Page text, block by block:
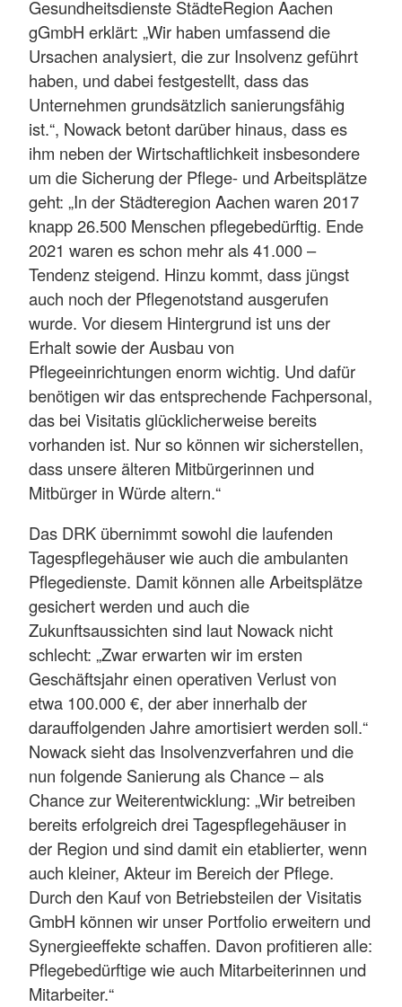
Gesundheitsdienste StädteRegion Aachen
gGmbH erklärt: „Wir haben umfassend die
Ursachen analysiert, die zur Insolvenz geführt
haben, und dabei festgestellt, dass das
Unternehmen grundsätzlich sanierungsfähig
ist.“, Nowack betont darüber hinaus, dass es
ihm neben der Wirtschaftlichkeit insbesondere
um die Sicherung der Pflege- und Arbeitsplätze
geht: „In der Städteregion Aachen waren 2017
knapp 26.500 Menschen pflegebedürftig. Ende
2021 waren es schon mehr als 41.000 –
Tendenz steigend. Hinzu kommt, dass jüngst
auch noch der Pflegenotstand ausgerufen
wurde. Vor diesem Hintergrund ist uns der
Erhalt sowie der Ausbau von
Pflegeeinrichtungen enorm wichtig. Und dafür
benötigen wir das entsprechende Fachpersonal,
das bei Visitatis glücklicherweise bereits
vorhanden ist. Nur so können wir sicherstellen,
dass unsere älteren Mitbürgerinnen und
Mitbürger in Würde altern.“
Das DRK übernimmt sowohl die laufenden
Tagespflegehäuser wie auch die ambulanten
Pflegedienste. Damit können alle Arbeitsplätze
gesichert werden und auch die
Zukunftsaussichten sind laut Nowack nicht
schlecht: „Zwar erwarten wir im ersten
Geschäftsjahr einen operativen Verlust von
etwa 100.000 €, der aber innerhalb der
darauffolgenden Jahre amortisiert werden soll.“
Nowack sieht das Insolvenzverfahren und die
nun folgende Sanierung als Chance – als
Chance zur Weiterentwicklung: „Wir betreiben
bereits erfolgreich drei Tagespflegehäuser in
der Region und sind damit ein etablierter, wenn
auch kleiner, Akteur im Bereich der Pflege.
Durch den Kauf von Betriebsteilen der Visitatis
GmbH können wir unser Portfolio erweitern und
Synergieeffekte schaffen. Davon profitieren alle:
Pflegebedürftige wie auch Mitarbeiterinnen und
Mitarbeiter.“